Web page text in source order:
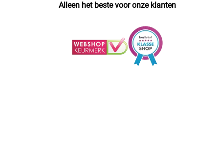
Alleen het beste voor onze klanten